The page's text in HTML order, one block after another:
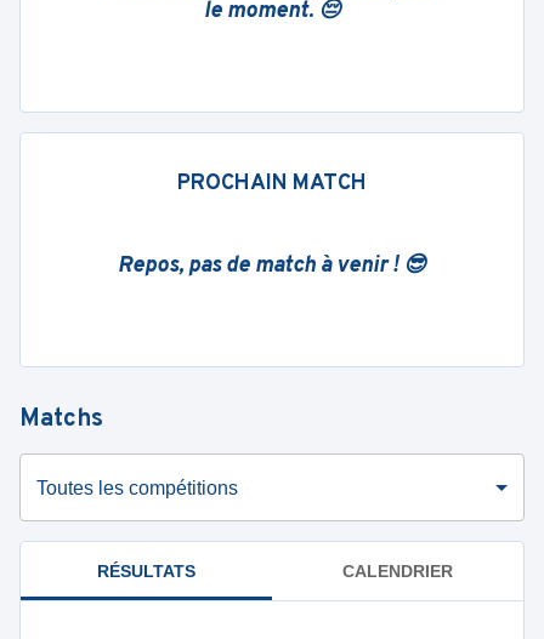
le moment. 😔
PROCHAIN MATCH
Repos, pas de match à venir ! 😎
Matchs
Toutes les compétitions
RÉSULTATS CALENDRIER